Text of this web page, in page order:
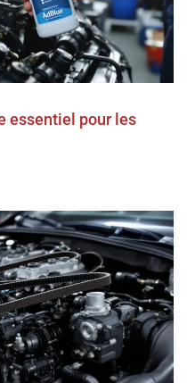
essentiel pour les